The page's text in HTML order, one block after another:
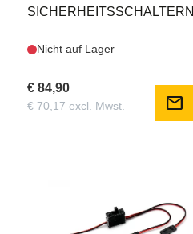
SICHERHEITSSCHALTERN
Nicht auf Lager
€ 84,90
€ 70,17 excl. Mwst. mail